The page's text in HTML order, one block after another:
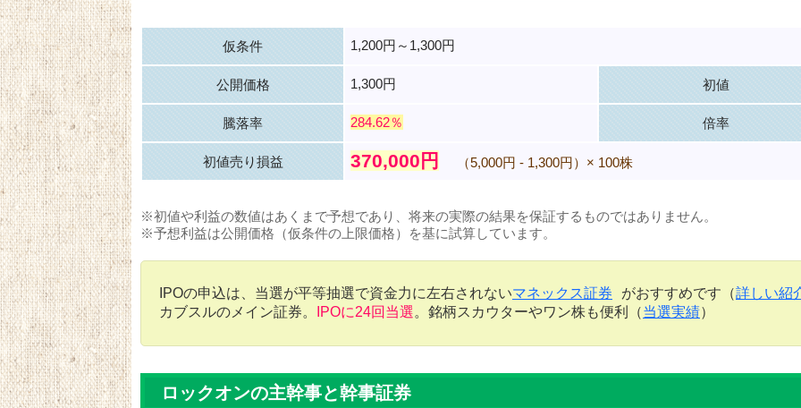
仮条件 1,200円～1,300円
公開価格 1,300円 初値
騰落率 284.62％ 倍率
初値売り損益 370,000円 （5,000円 - 1,300円）× 100株
※初値や利益の数値はあくまで予想であり、将来の実際の結果を保証するものではありません。
※予想利益は公開価格（仮条件の上限価格）を基に試算しています。
IPOの申込は、当選が平等抽選で資金力に左右されないマネックス証券 がおすすめです（詳しい紹
カブスルのメイン証券。
IPOに24回当選。銘柄スカウターやワン株も便利（当選実績）
ロックオンの主幹事と幹事証券